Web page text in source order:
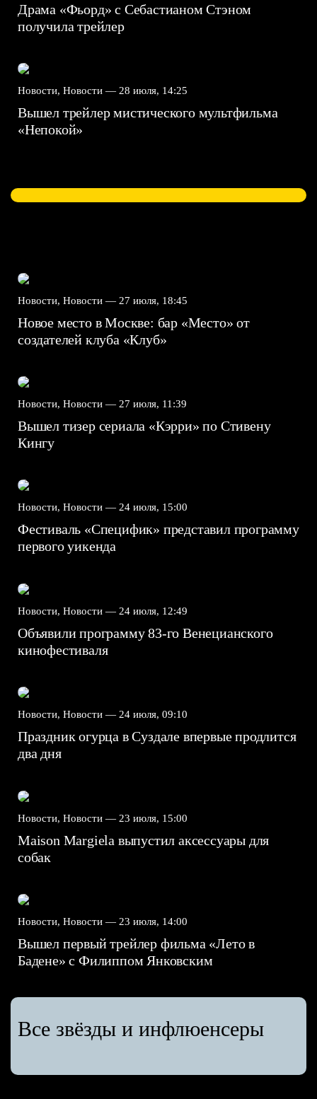
Драма «Фьорд» с Себастианом Стэном
получила трейлер
Новости, Новости — 28 июля, 14:25
Вышел трейлер мистического мультфильма
«Непокой»
Новости, Новости — 27 июля, 18:45
Новое место в Москве: бар «Место» от
создателей клуба «Клуб»
Новости, Новости — 27 июля, 11:39
Вышел тизер сериала «Кэрри» по Стивену
Кингу
Новости, Новости — 24 июля, 15:00
Фестиваль «Специфик» представил программу
первого уикенда
Новости, Новости — 24 июля, 12:49
Объявили программу 83-го Венецианского
кинофестиваля
Новости, Новости — 24 июля, 09:10
Праздник огурца в Суздале впервые продлится
два дня
Новости, Новости — 23 июля, 15:00
Maison Margiela выпустил аксессуары для
собак
Новости, Новости — 23 июля, 14:00
Вышел первый трейлер фильма «Лето в
Бадене» с Филиппом Янковским
Все звёзды и инфлюенсеры